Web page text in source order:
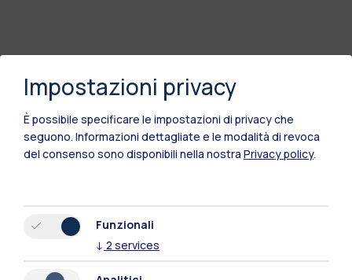
Impostazioni privacy
È possibile specificare le impostazioni di privacy che
seguono. Informazioni dettagliate e le modalità di revoca
del consenso sono disponibili nella nostra Privacy policy.
Funzionali
↓ 2 services